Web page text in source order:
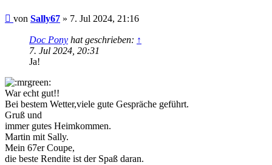
Beitrag
von Sally67 » 7. Jul 2024, 21:16
Doc Pony hat geschrieben: ↑
7. Jul 2024, 20:31
Ja!
War echt gut!!
Bei bestem Wetter,viele gute Gespräche geführt.
Gruß und
immer gutes Heimkommen.
Martin mit Sally.
Mein 67er Coupe,
die beste Rendite ist der Spaß daran.